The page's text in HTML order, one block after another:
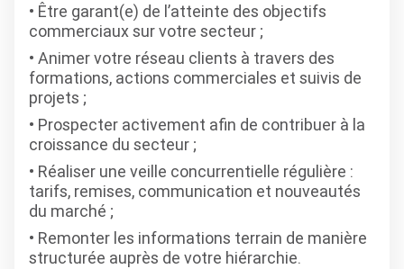
Être garant(e) de l’atteinte des objectifs
commerciaux sur votre secteur ;
Animer votre réseau clients à travers des
formations, actions commerciales et suivis de
projets ;
Prospecter activement afin de contribuer à la
croissance du secteur ;
Réaliser une veille concurrentielle régulière :
tarifs, remises, communication et nouveautés
du marché ;
Remonter les informations terrain de manière
structurée auprès de votre hiérarchie.